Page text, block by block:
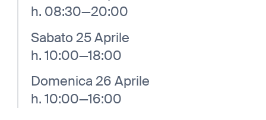
h. 08:30—20:00
Sabato 25 Aprile
h. 10:00—18:00
Domenica 26 Aprile
h. 10:00—16:00